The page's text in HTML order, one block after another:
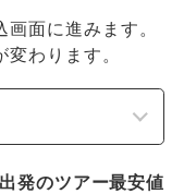
画面に進みます。
わります。
発のツアー最安値